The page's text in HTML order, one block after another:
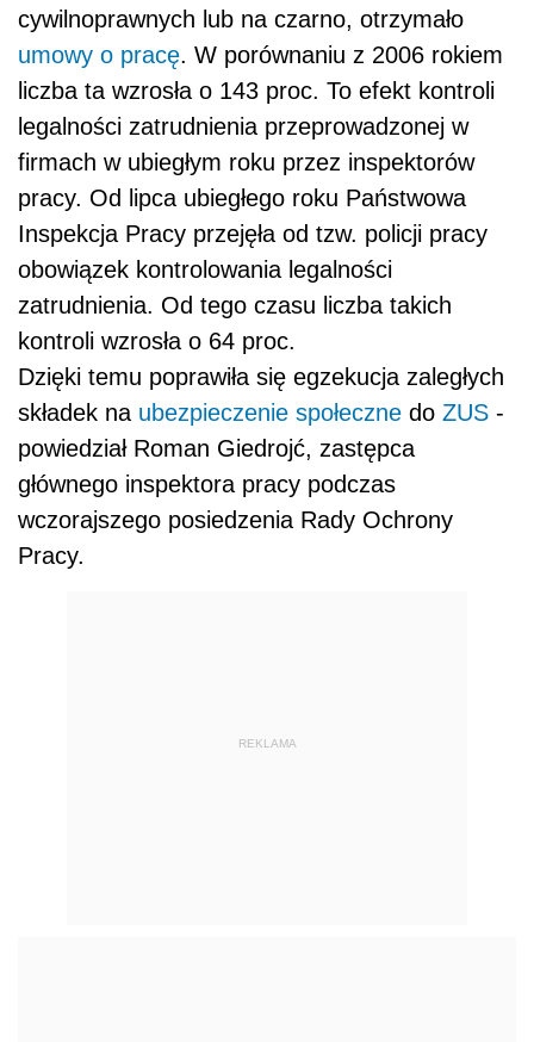
cywilnoprawnych lub na czarno, otrzymało
umowy o pracę. W porównaniu z 2006 rokiem
liczba ta wzrosła o 143 proc. To efekt kontroli
legalności zatrudnienia przeprowadzonej w
firmach w ubiegłym roku przez inspektorów
pracy. Od lipca ubiegłego roku Państwowa
Inspekcja Pracy przejęła od tzw. policji pracy
obowiązek kontrolowania legalności
zatrudnienia. Od tego czasu liczba takich
kontroli wzrosła o 64 proc.
Dzięki temu poprawiła się egzekucja zaległych
składek na ubezpieczenie społeczne do ZUS -
powiedział Roman Giedrojć, zastępca
głównego inspektora pracy podczas
wczorajszego posiedzenia Rady Ochrony
Pracy.
REKLAMA